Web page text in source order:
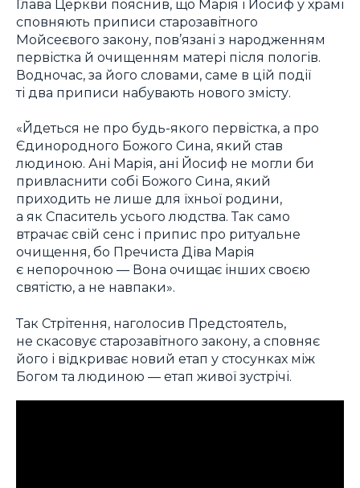
Глава Церкви пояснив, що Марія і Йосиф у храмі
сповняють приписи старозавітного
Мойсеєвого закону, пов’язані з народженням
первістка й очищенням матері після пологів.
Водночас, за його словами, саме в цій події
ті два приписи набувають нового змісту.
«Йдеться не про будь-якого первістка, а про
Єдинородного Божого Сина, який став
людиною. Ані Марія, ані Йосиф не могли би
привласнити собі Божого Сина, який
приходить не лише для їхньої родини,
а як Спаситель усього людства. Так само
втрачає свій сенс і припис про ритуальне
очищення, бо Пречиста Діва Марія
є непорочною — Вона очищає інших своєю
святістю, а не навпаки».
Так Стрітення, наголосив Предстоятель,
не скасовує старозавітного закону, а сповняє
його і відкриває новий етап у стосунках між
Богом та людиною — етап живої зустрічі.